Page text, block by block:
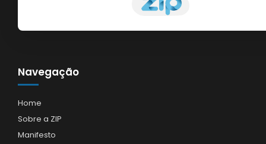
Navegação
Home
Sobre a ZIP
Manifesto